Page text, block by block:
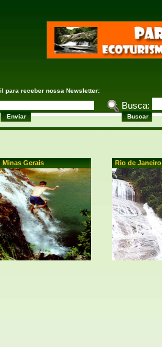
Busca:
para receber nossa Newsletter:
Minas Gerais Rio de Janeiro